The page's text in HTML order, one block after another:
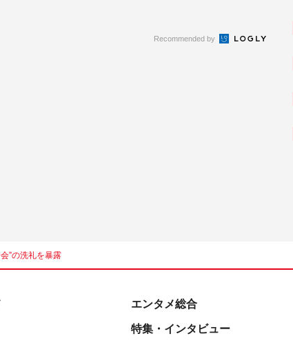
Recommended by
”の洗礼を暴露
エンタメ総合
特集・インタビュー